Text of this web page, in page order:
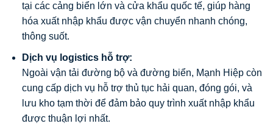
tại các cảng biển lớn và cửa khẩu quốc tế, giúp hàng
hóa xuất nhập khẩu được vận chuyển nhanh chóng,
thông suốt.
Dịch vụ logistics hỗ trợ:
Ngoài vận tải đường bộ và đường biển, Mạnh Hiệp còn
cung cấp dịch vụ hỗ trợ thủ tục hải quan, đóng gói, và
lưu kho tạm thời để đảm bảo quy trình xuất nhập khẩu
được thuận lợi nhất.